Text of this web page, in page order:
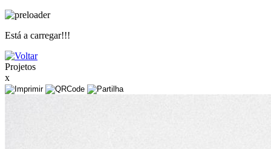
Está a carregar!!!
Projetos
x